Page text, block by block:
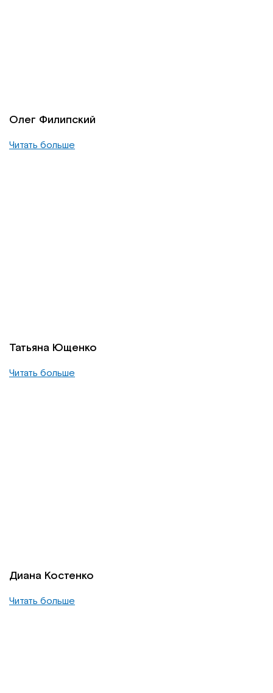
Олег Филипский
Читать больше
Татьяна Ющенко
Читать больше
Диана Костенко
Читать больше